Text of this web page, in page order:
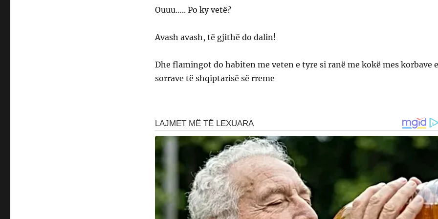
Ouuu….. Po ky vetë?
Avash avash, të gjithë do dalin!
Dhe flamingot do habiten me veten e tyre si ranë me kokë mes korbave e
sorrave të shqiptarisë së rreme